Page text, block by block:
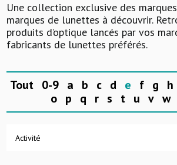
Une collection exclusive des
marques de lunettes à découvrir.
produits d’optique lancés par vos
fabricants de lunettes préférés.
Tout 0-9 a b c d e f g h
o p q r s t u v w
Activité